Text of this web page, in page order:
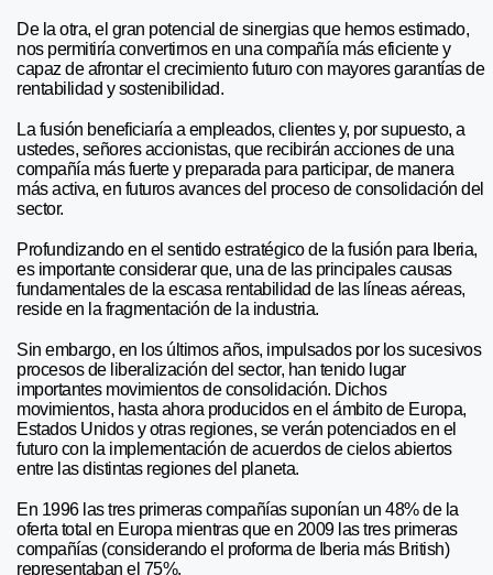
De la otra, el gran potencial de sinergias que hemos estimado,
nos permitiría convertirnos en una compañía más eficiente y
capaz de afrontar el crecimiento futuro con mayores garantías de
rentabilidad y sostenibilidad.
La fusión beneficiaría a empleados, clientes y, por supuesto, a
ustedes, señores accionistas, que recibirán acciones de una
compañía más fuerte y preparada para participar, de manera
más activa, en futuros avances del proceso de consolidación del
sector.
Profundizando en el sentido estratégico de la fusión para Iberia,
es importante considerar que, una de las principales causas
fundamentales de la escasa rentabilidad de las líneas aéreas,
reside en la fragmentación de la industria.
Sin embargo, en los últimos años, impulsados por los sucesivos
procesos de liberalización del sector, han tenido lugar
importantes movimientos de consolidación. Dichos
movimientos, hasta ahora producidos en el ámbito de Europa,
Estados Unidos y otras regiones, se verán potenciados en el
futuro con la implementación de acuerdos de cielos abiertos
entre las distintas regiones del planeta.
En 1996 las tres primeras compañías suponían un 48% de la
oferta total en Europa mientras que en 2009 las tres primeras
compañías (considerando el proforma de Iberia más British)
representaban el 75%.